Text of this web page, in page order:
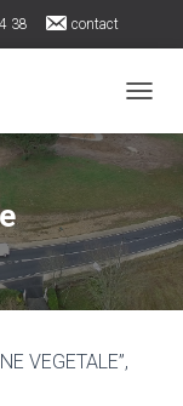
38 contact
VEGETALE”,